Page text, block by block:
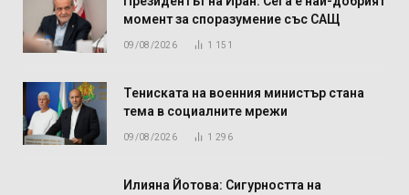
момент за споразумение със САЩ
09/08/2026 1 151
Тениската на военния министър стана
тема в социалните мрежи
09/08/2026 1 296
Илияна Йотова: Сигурността на